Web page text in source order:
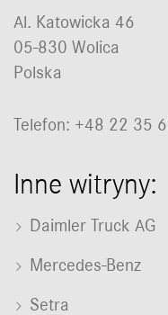
Al. Katowicka 46
05-830 Wolica
Polska
Telefon: +48 22 35
Inne witryny:
Daimler Truck AG
Mercedes-Benz
Setra